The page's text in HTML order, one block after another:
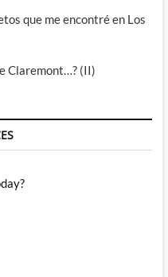
que me encontré en Los
Claremont…? (II)